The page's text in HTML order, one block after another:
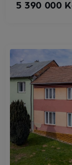
5 390 000